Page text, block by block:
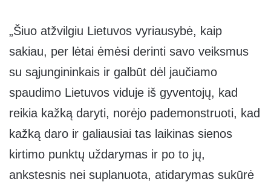
„Šiuo atžvilgiu Lietuvos vyriausybė, kaip
sakiau, per lėtai ėmėsi derinti savo veiksmus
su sąjungininkais ir galbūt dėl jaučiamo
spaudimo Lietuvos viduje iš gyventojų, kad
reikia kažką daryti, norėjo pademonstruoti, kad
kažką daro ir galiausiai tas laikinas sienos
kirtimo punktų uždarymas ir po to jų,
ankstesnis nei suplanuota, atidarymas sukūrė